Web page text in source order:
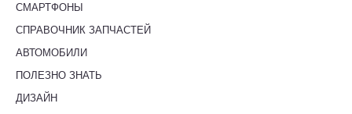
СМАРТФОНЫ
СПРАВОЧНИК ЗАПЧАСТЕЙ
АВТОМОБИЛИ
ПОЛЕЗНО ЗНАТЬ
ДИЗАЙН